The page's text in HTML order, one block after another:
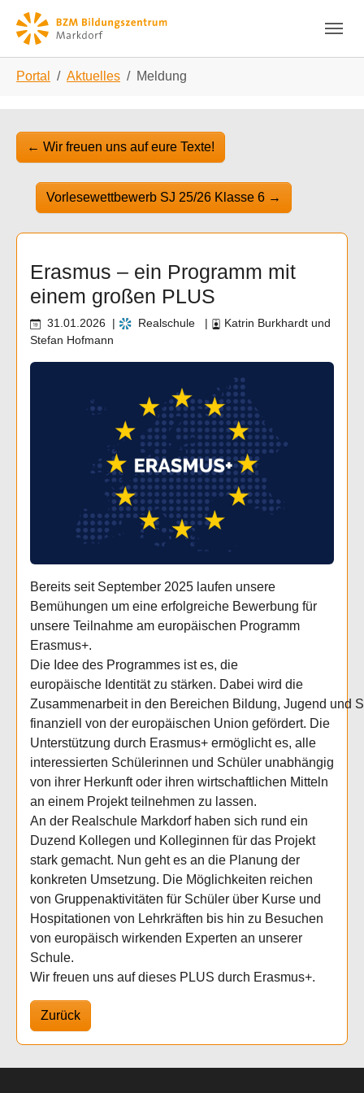
Portal Aktuelles Meldung
← Wir freuen uns auf eure Texte!
Vorlesewettbewerb SJ 25/26 Klasse 6 →
Erasmus – ein Programm mit
einem großen PLUS
31.01.2026 | Realschule |
Katrin Burkhardt und
Stefan Hofmann
Bereits seit September 2025 laufen unsere
Bemühungen um eine erfolgreiche Bewerbung für
unsere Teilnahme am europäischen Programm
Erasmus+.
Die Idee des Programmes ist es, die
europäische Identität zu stärken. Dabei wird die
Zusammenarbeit in den Bereichen Bildung, Jugend und
finanziell von der europäischen Union gefördert. Die
Unterstützung durch Erasmus+ ermöglicht es, alle
interessierten Schülerinnen und Schüler unabhängig
von ihrer Herkunft oder ihren wirtschaftlichen Mitteln
an einem Projekt teilnehmen zu lassen.
An der Realschule Markdorf haben sich rund ein
Duzend Kollegen und Kolleginnen für das Projekt
stark gemacht. Nun geht es an die Planung der
konkreten Umsetzung. Die Möglichkeiten reichen
von Gruppenaktivitäten für Schüler über Kurse und
Hospitationen von Lehrkräften bis hin zu Besuchen
von europäisch wirkenden Experten an unserer
Schule.
Wir freuen uns auf dieses PLUS durch Erasmus+.
Zurück